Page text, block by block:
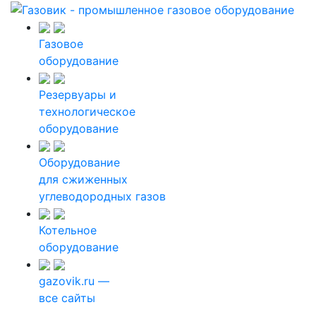
Газовое
оборудование
Резервуары и
технологическое
оборудование
Оборудование
для сжиженных
углеводородных газов
Котельное
оборудование
gazovik.ru —
все сайты